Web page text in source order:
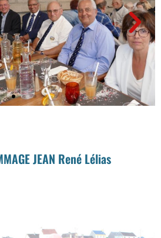
JEAN René Lélias